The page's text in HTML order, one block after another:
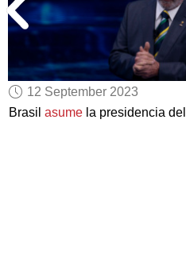
12 September 2023
Brasilasume la presidencia